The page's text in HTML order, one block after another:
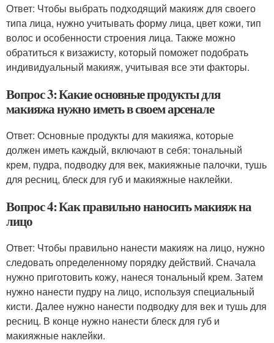
Ответ: Чтобы выбрать подходящий макияж для своего
типа лица, нужно учитывать форму лица, цвет кожи, тип
волос и особенности строения лица. Также можно
обратиться к визажисту, который поможет подобрать
индивидуальный макияж, учитывая все эти факторы.
Вопрос 3: Какие основные продукты для
макияжа нужно иметь в своем арсенале
Ответ: Основные продукты для макияжа, которые
должен иметь каждый, включают в себя: тональный
крем, пудра, подводку для век, макияжные палочки, тушь
для ресниц, блеск для губ и макияжные наклейки.
Вопрос 4: Как правильно наносить макияж на
лицо
Ответ: Чтобы правильно нанести макияж на лицо, нужно
следовать определенному порядку действий. Сначала
нужно приготовить кожу, нанеся тональный крем. Затем
нужно нанести пудру на лицо, используя специальный
кисти. Далее нужно нанести подводку для век и тушь для
ресниц. В конце нужно нанести блеск для губ и
макияжные наклейки.